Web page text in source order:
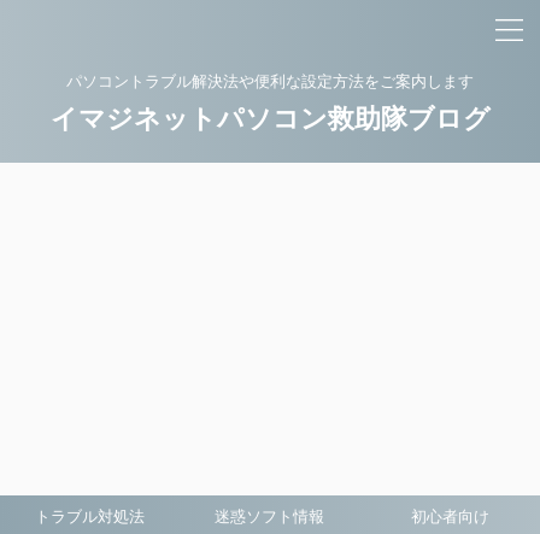
パソコントラブル解決法や便利な設定方法をご案内します
イマジネットパソコン救助隊ブログ
トラブル対処法 迷惑ソフト情報 初心者向け